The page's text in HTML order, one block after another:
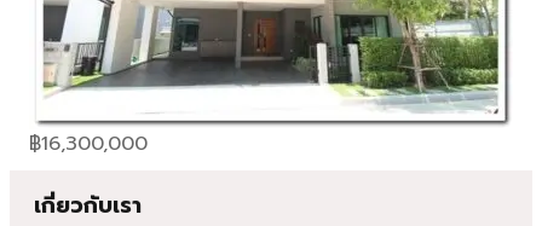
฿16,300,000
เกี่ยวกับเรา